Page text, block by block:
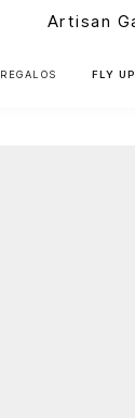
Artisan
REGALOS FLY UP